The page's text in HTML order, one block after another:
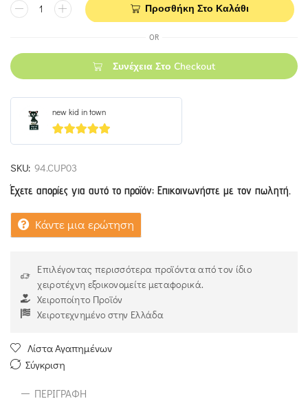
Προσθήκη Στο Καλάθι
OR
Συνέχεια Στο Checkout
new kid in town
5out of 5
SKU: 94.CUP03
Έχετε απορίες για αυτό το προϊόν; Επικοινωνήστε με τον πωλητή.
Κάντε μια ερώτηση
Επιλέγοντας περισσότερα προϊόντα από τον ίδιο
χειροτέχνη εξοικονομείτε μεταφορικά.
Χειροποίητο Προϊόν
Χειροτεχνημένο στην Ελλάδα
Λίστα Αγαπημένων
Σύγκριση
ΠΕΡΙΓΡΑΦΉ